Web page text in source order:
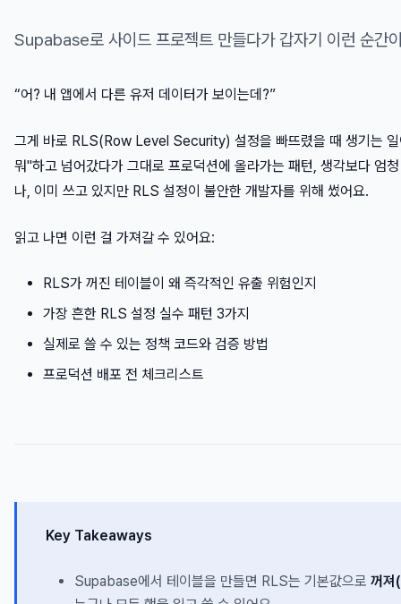
Supabase로 사이드 프로젝트 만들다가 갑자기 이런 순간
“어? 내 앱에서 다른 유저 데이터가 보이는데?”
그게 바로 RLS(Row Level Security) 설정을 빠뜨렸을 때 생기는 일
뭐"하고 넘어갔다가 그대로 프로덕션에 올라가는 패턴, 생각보다 엄
나, 이미 쓰고 있지만 RLS 설정이 불안한 개발자를 위해 썼어요.
읽고 나면 이런 걸 가져갈 수 있어요:
RLS가 꺼진 테이블이 왜 즉각적인 유출 위험인지
가장 흔한 RLS 설정 실수 패턴 3가지
실제로 쓸 수 있는 정책 코드와 검증 방법
프로덕션 배포 전 체크리스트
Key Takeaways
Supabase에서 테이블을 만들면 RLS는 기본값으로 꺼